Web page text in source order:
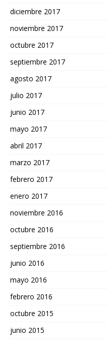
diciembre 2017
noviembre 2017
octubre 2017
septiembre 2017
agosto 2017
julio 2017
junio 2017
mayo 2017
abril 2017
marzo 2017
febrero 2017
enero 2017
noviembre 2016
octubre 2016
septiembre 2016
junio 2016
mayo 2016
febrero 2016
octubre 2015
junio 2015